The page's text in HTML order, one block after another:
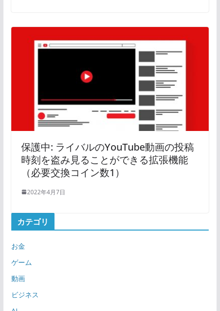
保護中: ライバルのYouTube動画の投稿
時刻を盗み見ることができる拡張機能
（必要交換コイン数1）
2022年4月7日
カテゴリ
お金
ゲーム
動画
ビジネス